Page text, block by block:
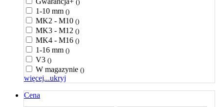
()
1-10 mm ()
MK2 - M10 ()
MK3 - M12 ()
MK4 - M16 ()
1-16 mm ()
V3 ()
W magazynie ()
więcej...ukryj
Cena